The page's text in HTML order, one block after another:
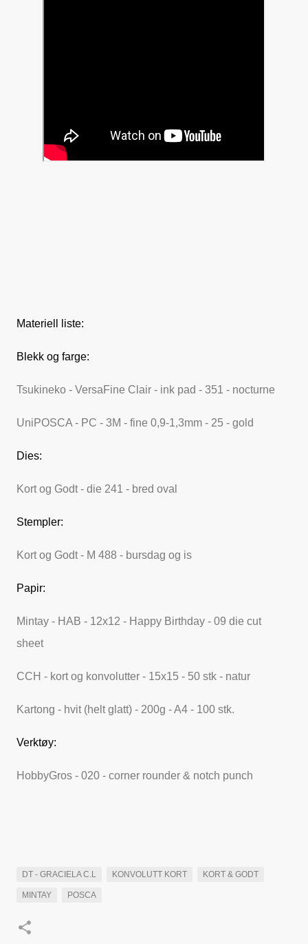
Materiell liste:
Blekk og farge:
Tsukineko - VersaFine Clair - ink pad - 351 - nocturne
UniPOSCA - PC - 3M - fine 0,9-1,3mm - 25 - gold
Dies:
Kort og Godt - die 241 - bred oval
Stempler:
Kort og Godt - M 488 - bursdag og is
Papir:
Mintay - HAB - 12x12 - Happy Birthday - 09 die cut
sheet
CCH - kort og konvolutter - 15x15 - 50 stk - natur
Kartong - hvit (helt glatt) - 200g - A4 - 100 stk.
Verktøy:
HobbyGros - 020 - corner rounder & notch punch
DT - GRACIELA C.L KONVOLUTT KORT KORT & GODT
MINTAY POSCA